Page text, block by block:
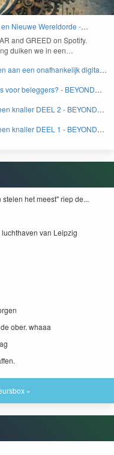
Nieuwe Wereldorde -
and GREED on Spo­ti­fy.
duiken we in een…
aan een onafhankelijk digitaal
voor beleggers? - BEYOND
knaller DEEL 2 - BEYOND
knaller DEEL 1 - BEYOND
het meest" riep de...
van Leipzig
ober. whaaa
»